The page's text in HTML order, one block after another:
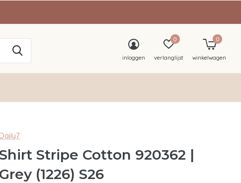
inloggen verlanglijst
0
winkelwagen
0
Daily7
Stripe Cotton 920362 |
Grey (1226) S26